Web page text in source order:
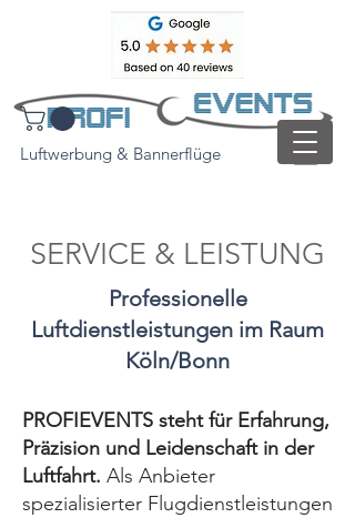
Luftwerbung & Bannerflüge
SERVICE & LEISTUNG
Professionelle
Luftdienstleistungen im Raum
Köln/Bonn
PROFIEVENTS steht für Erfahrung,
Präzision und Leidenschaft in der
Luftfahrt. Als Anbieter
spezialisierter Flugdienstleistungen